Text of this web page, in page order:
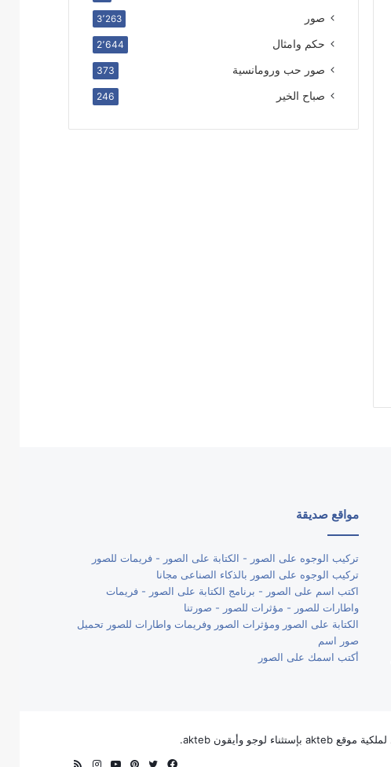
صور 3٬263
حكم وامثال 2٬644
صور حب ورومانسية 373
صباح الخير 246
مواقع صديقة
تركيب الوجوه على الصور - الكتابة على الصور - فريمات للصور
تركيب الوجوه على الصور بالذكاء الصناعى مجانا
اكتب اسم على الصور - برنامج الكتابة على الصور - فريمات
واطارات للصور - مؤثرات للصور - صورتنا
الكتابة على الصور ومؤثرات الصور وفريمات واطارات للصور تحميل
صور اسم
أكتب اسمك على الصور
فيسبوك
تويتربينتيريست
يوتيوبانستقرام
ملخص